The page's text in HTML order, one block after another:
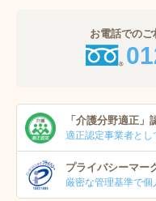
お電話での
「介護分野適正」
適正認定事業者とし
プライバシーマー
厳密な管理基準で個